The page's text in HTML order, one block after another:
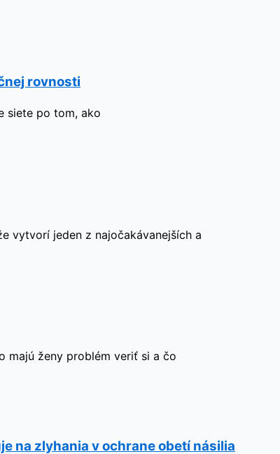
rovnosti
siete po tom, ako
vytvorí jeden z najočakávanejších a
majú ženy problém veriť si a čo
na zlyhania v ochrane obetí násilia